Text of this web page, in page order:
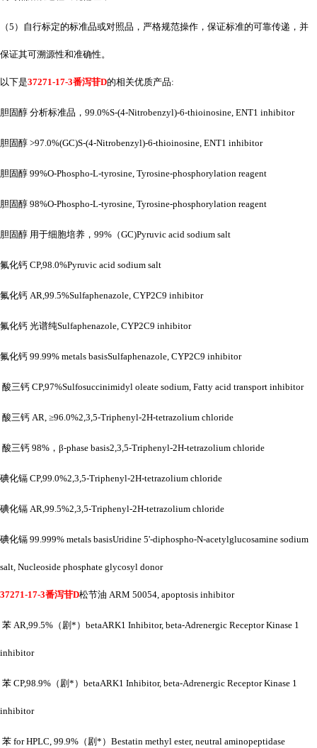
（5）自行标定的标准品或对照品，严格规范操作，保证标准的可靠传递，并
保证其可溯源性和准确性。
以下是37271-17-3番泻苷D的相关优质产品:
胆固醇 分析标准品， 99.0%S-(4-Nitrobenzyl)-6-thioinosine, ENT1 inhibitor
胆固醇 >97.0%(GC)S-(4-Nitrobenzyl)-6-thioinosine, ENT1 inhibitor
胆固醇 99%O-Phospho-L-tyrosine, Tyrosine-phosphorylation reagent
胆固醇 98%O-Phospho-L-tyrosine, Tyrosine-phosphorylation reagent
胆固醇 用于细胞培养， 99%（GC)Pyruvic acid sodium salt
氟化钙 CP,98.0%Pyruvic acid sodium salt
氟化钙 AR,99.5%Sulfaphenazole, CYP2C9 inhibitor
氟化钙 光谱纯Sulfaphenazole, CYP2C9 inhibitor
氟化钙 99.99% metals basisSulfaphenazole, CYP2C9 inhibitor
酸三钙 CP,97%Sulfosuccinimidyl oleate sodium, Fatty acid transport inhibitor
酸三钙 AR, ≥96.0%2,3,5-Triphenyl-2H-tetrazolium chloride
酸三钙 98%，β-phase basis2,3,5-Triphenyl-2H-tetrazolium chloride
碘化镉 CP,99.0%2,3,5-Triphenyl-2H-tetrazolium chloride
碘化镉 AR,99.5%2,3,5-Triphenyl-2H-tetrazolium chloride
碘化镉 99.999% metals basisUridine 5'-diphospho-N-acetylglucosamine sodium
salt, Nucleoside phosphate glycosyl donor
37271-17-3番泻苷D松节油 ARM 50054, apoptosis inhibitor
苯 AR,99.5%（剧*）betaARK1 Inhibitor, beta-Adrenergic Receptor Kinase 1
inhibitor
苯 CP,98.9%（剧*）betaARK1 Inhibitor, beta-Adrenergic Receptor Kinase 1
inhibitor
苯 for HPLC, 99.9%（剧*）Bestatin methyl ester, neutral aminopeptidase